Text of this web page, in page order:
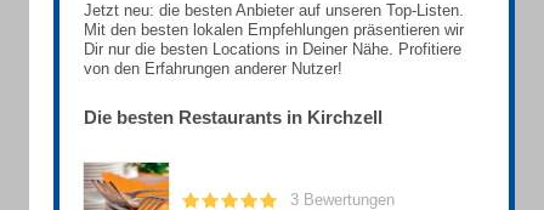
Jetzt neu: die besten Anbieter auf unseren Top-Listen.
Mit den besten lokalen Empfehlungen präsentieren wir
Dir nur die besten Locations in Deiner Nähe. Profitiere
von den Erfahrungen anderer Nutzer!
Die besten Restaurants in Kirchzell
3 Bewertungen